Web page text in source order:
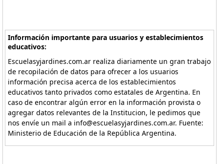
Información importante para usuarios y establecimientos
educativos:
Escuelasyjardines.com.ar realiza diariamente un gran trabajo
de recopilación de datos para ofrecer a los usuarios
información precisa acerca de los establecimientos
educativos tanto privados como estatales de Argentina. En
caso de encontrar algún error en la información provista o
agregar datos relevantes de la Institucion, le pedimos que
nos envíe un mail a info@escuelasyjardines.com.ar. Fuente:
Ministerio de Educación de la República Argentina.